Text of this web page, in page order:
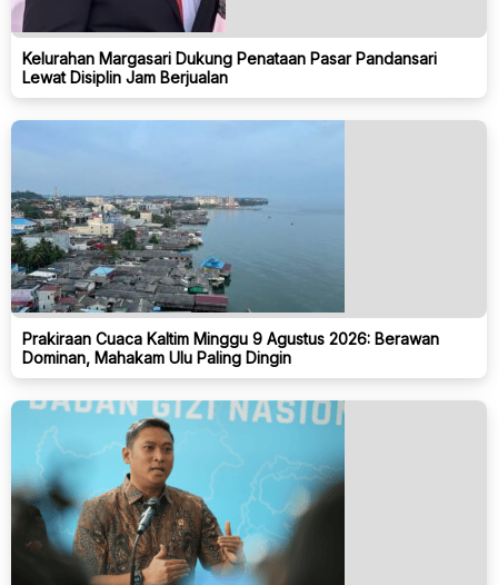
Kelurahan Margasari Dukung Penataan Pasar Pandansari
Lewat Disiplin Jam Berjualan
Prakiraan Cuaca Kaltim Minggu 9 Agustus 2026: Berawan
Dominan, Mahakam Ulu Paling Dingin